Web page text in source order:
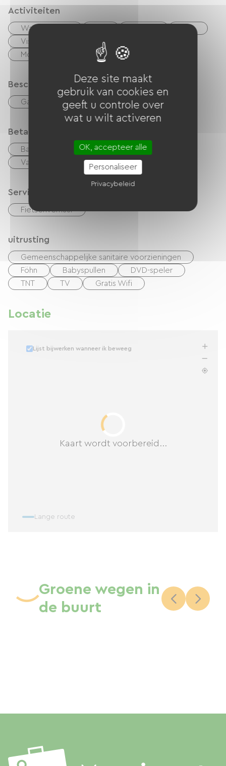
Activiteiten
Waterlichaam
zee
Vissen
wandelen
Mountainbike
Voie Verte
Beschrijving
Garage
Betaalmethoden
Bankkaart
Geld
Vakantiebonnen (ANCV)
Services
Fietsenverhuur
uitrusting
Gemeenschappelijke sanitaire voorzieningen
Föhn
Babyspullen
DVD-speler
TNT
TV Gratis Wifi
Locatie
Kaart wordt voorbereid...
Lijst bijwerken wanneer ik beweeg
Lange route
Groene wegen in
de buurt
Deze site maakt
gebruik van cookies en
geeft u controle over
wat u wilt activeren
OK, accepteer alle
Personaliseer
Privacybeleid